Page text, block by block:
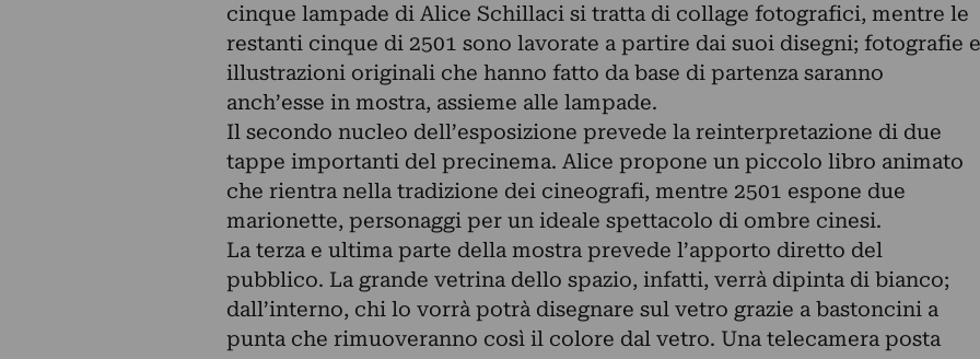
cinque lampade di Alice Schillaci si tratta di collage fotografici, mentre le
restanti cinque di 2501 sono lavorate a partire dai suoi disegni; fotografie e
illustrazioni originali che hanno fatto da base di partenza saranno
anch’esse in mostra, assieme alle lampade.
Il secondo nucleo dell’esposizione prevede la reinterpretazione di due
tappe importanti del precinema. Alice propone un piccolo libro animato
che rientra nella tradizione dei cineografi, mentre 2501 espone due
marionette, personaggi per un ideale spettacolo di ombre cinesi.
La terza e ultima parte della mostra prevede l’apporto diretto del
pubblico. La grande vetrina dello spazio, infatti, verrà dipinta di bianco;
dall’interno, chi lo vorrà potrà disegnare sul vetro grazie a bastoncini a
punta che rimuoveranno così il colore dal vetro. Una telecamera posta